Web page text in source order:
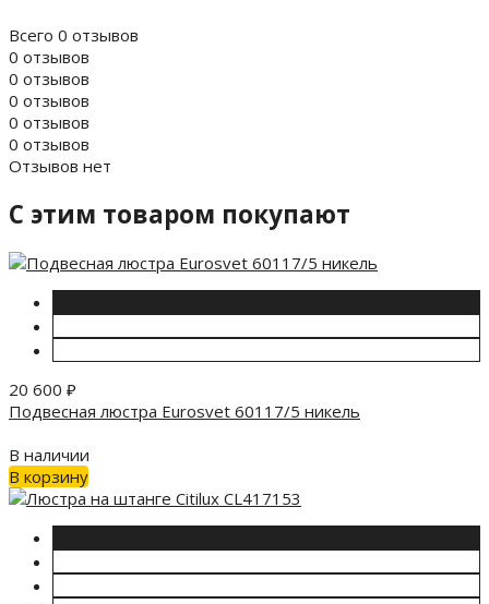
Всего 0 отзывов
0 отзывов
0 отзывов
0 отзывов
0 отзывов
0 отзывов
Отзывов нет
C этим товаром покупают
20 600 ₽
Подвесная люстра Eurosvet 60117/5 никель
В наличии
В корзину